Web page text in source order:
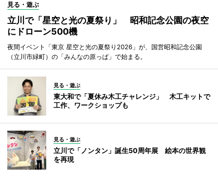
見る・遊ぶ
立川で「星空と光の夏祭り」 昭和記念公園の夜空
にドローン500機
夜間イベント「東京 星空と光の夏祭り2026」が、国営昭和記念公園
（立川市緑町）の「みんなの原っぱ」で始まる。
見る・遊ぶ
東大和で「夏休み木工チャレンジ」 木工キットで
工作、ワークショップも
見る・遊ぶ
立川で「ノンタン」誕生50周年展 絵本の世界観
を再現